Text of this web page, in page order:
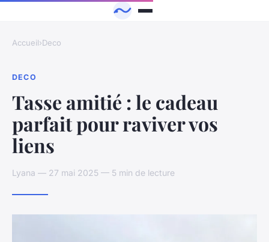
Accueil›Deco
DECO
Tasse amitié : le cadeau
parfait pour raviver vos
liens
Lyana — 27 mai 2025 — 5 min de lecture